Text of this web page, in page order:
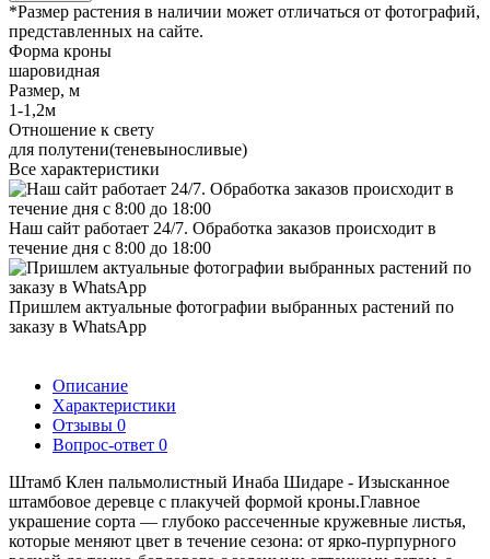
*Размер растения в наличии может отличаться от фотографий,
представленных на сайте.
Форма кроны
шаровидная
Размер, м
1-1,2м
Отношение к свету
для полутени(теневыносливые)
Все характеристики
Наш сайт работает 24/7. Обработка заказов происходит в
течение дня с 8:00 до 18:00
Пришлем актуальные фотографии выбранных растений по
заказу в WhatsApp
Описание
Характеристики
Отзывы 0
Вопрос-ответ 0
Штамб Клен пальмолистный Инаба Шидаре - Изысканное
штамбовое деревце с плакучей формой кроны.Главное
украшение сорта — глубоко рассеченные кружевные листья,
которые меняют цвет в течение сезона: от ярко-пурпурного